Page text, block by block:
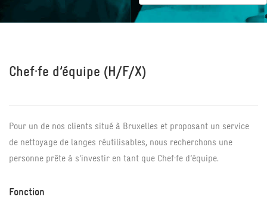
Chef·fe d’équipe (H/F/X)
Pour un de nos clients situé à Bruxelles et proposant un service
de nettoyage de langes réutilisables, nous recherchons une
personne prête à s'investir en tant que Chef·fe d’équipe.
Fonction